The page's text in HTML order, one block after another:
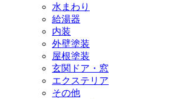
水まわり
給湯器
内装
外壁塗装
屋根塗装
玄関ドア・窓
エクステリア
その他